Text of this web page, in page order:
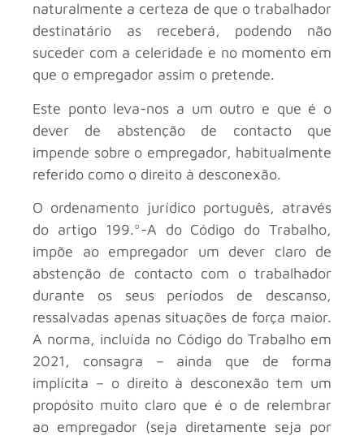
naturalmente a certeza de que o trabalhador
destinatário as receberá, podendo não
suceder com a celeridade e no momento em
que o empregador assim o pretende.
Este ponto leva-nos a um outro e que é o
dever de abstenção de contacto que
impende sobre o empregador, habitualmente
referido como o direito à desconexão.
O ordenamento jurídico português, através
do artigo 199.º-A do Código do Trabalho,
impõe ao empregador um dever claro de
abstenção de contacto com o trabalhador
durante os seus períodos de descanso,
ressalvadas apenas situações de força maior.
A norma, incluída no Código do Trabalho em
2021, consagra – ainda que de forma
implícita – o direito à desconexão tem um
propósito muito claro que é o de relembrar
ao empregador (seja diretamente seja por